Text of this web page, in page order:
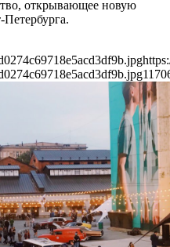
открывающее новую
1170